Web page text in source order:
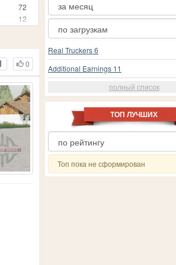
72
12
3
1
210
19
557
18
19
202
0
Real Truckers 6
Additional Earnings 11
полный список
ТОП ЛУЧШИХ
Топ пока не сформирован